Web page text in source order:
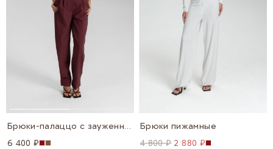
Брюки-палаццо с зауженным низом
6 400 ₽
Брюки пижамные
4 800 ₽ 2 880 ₽